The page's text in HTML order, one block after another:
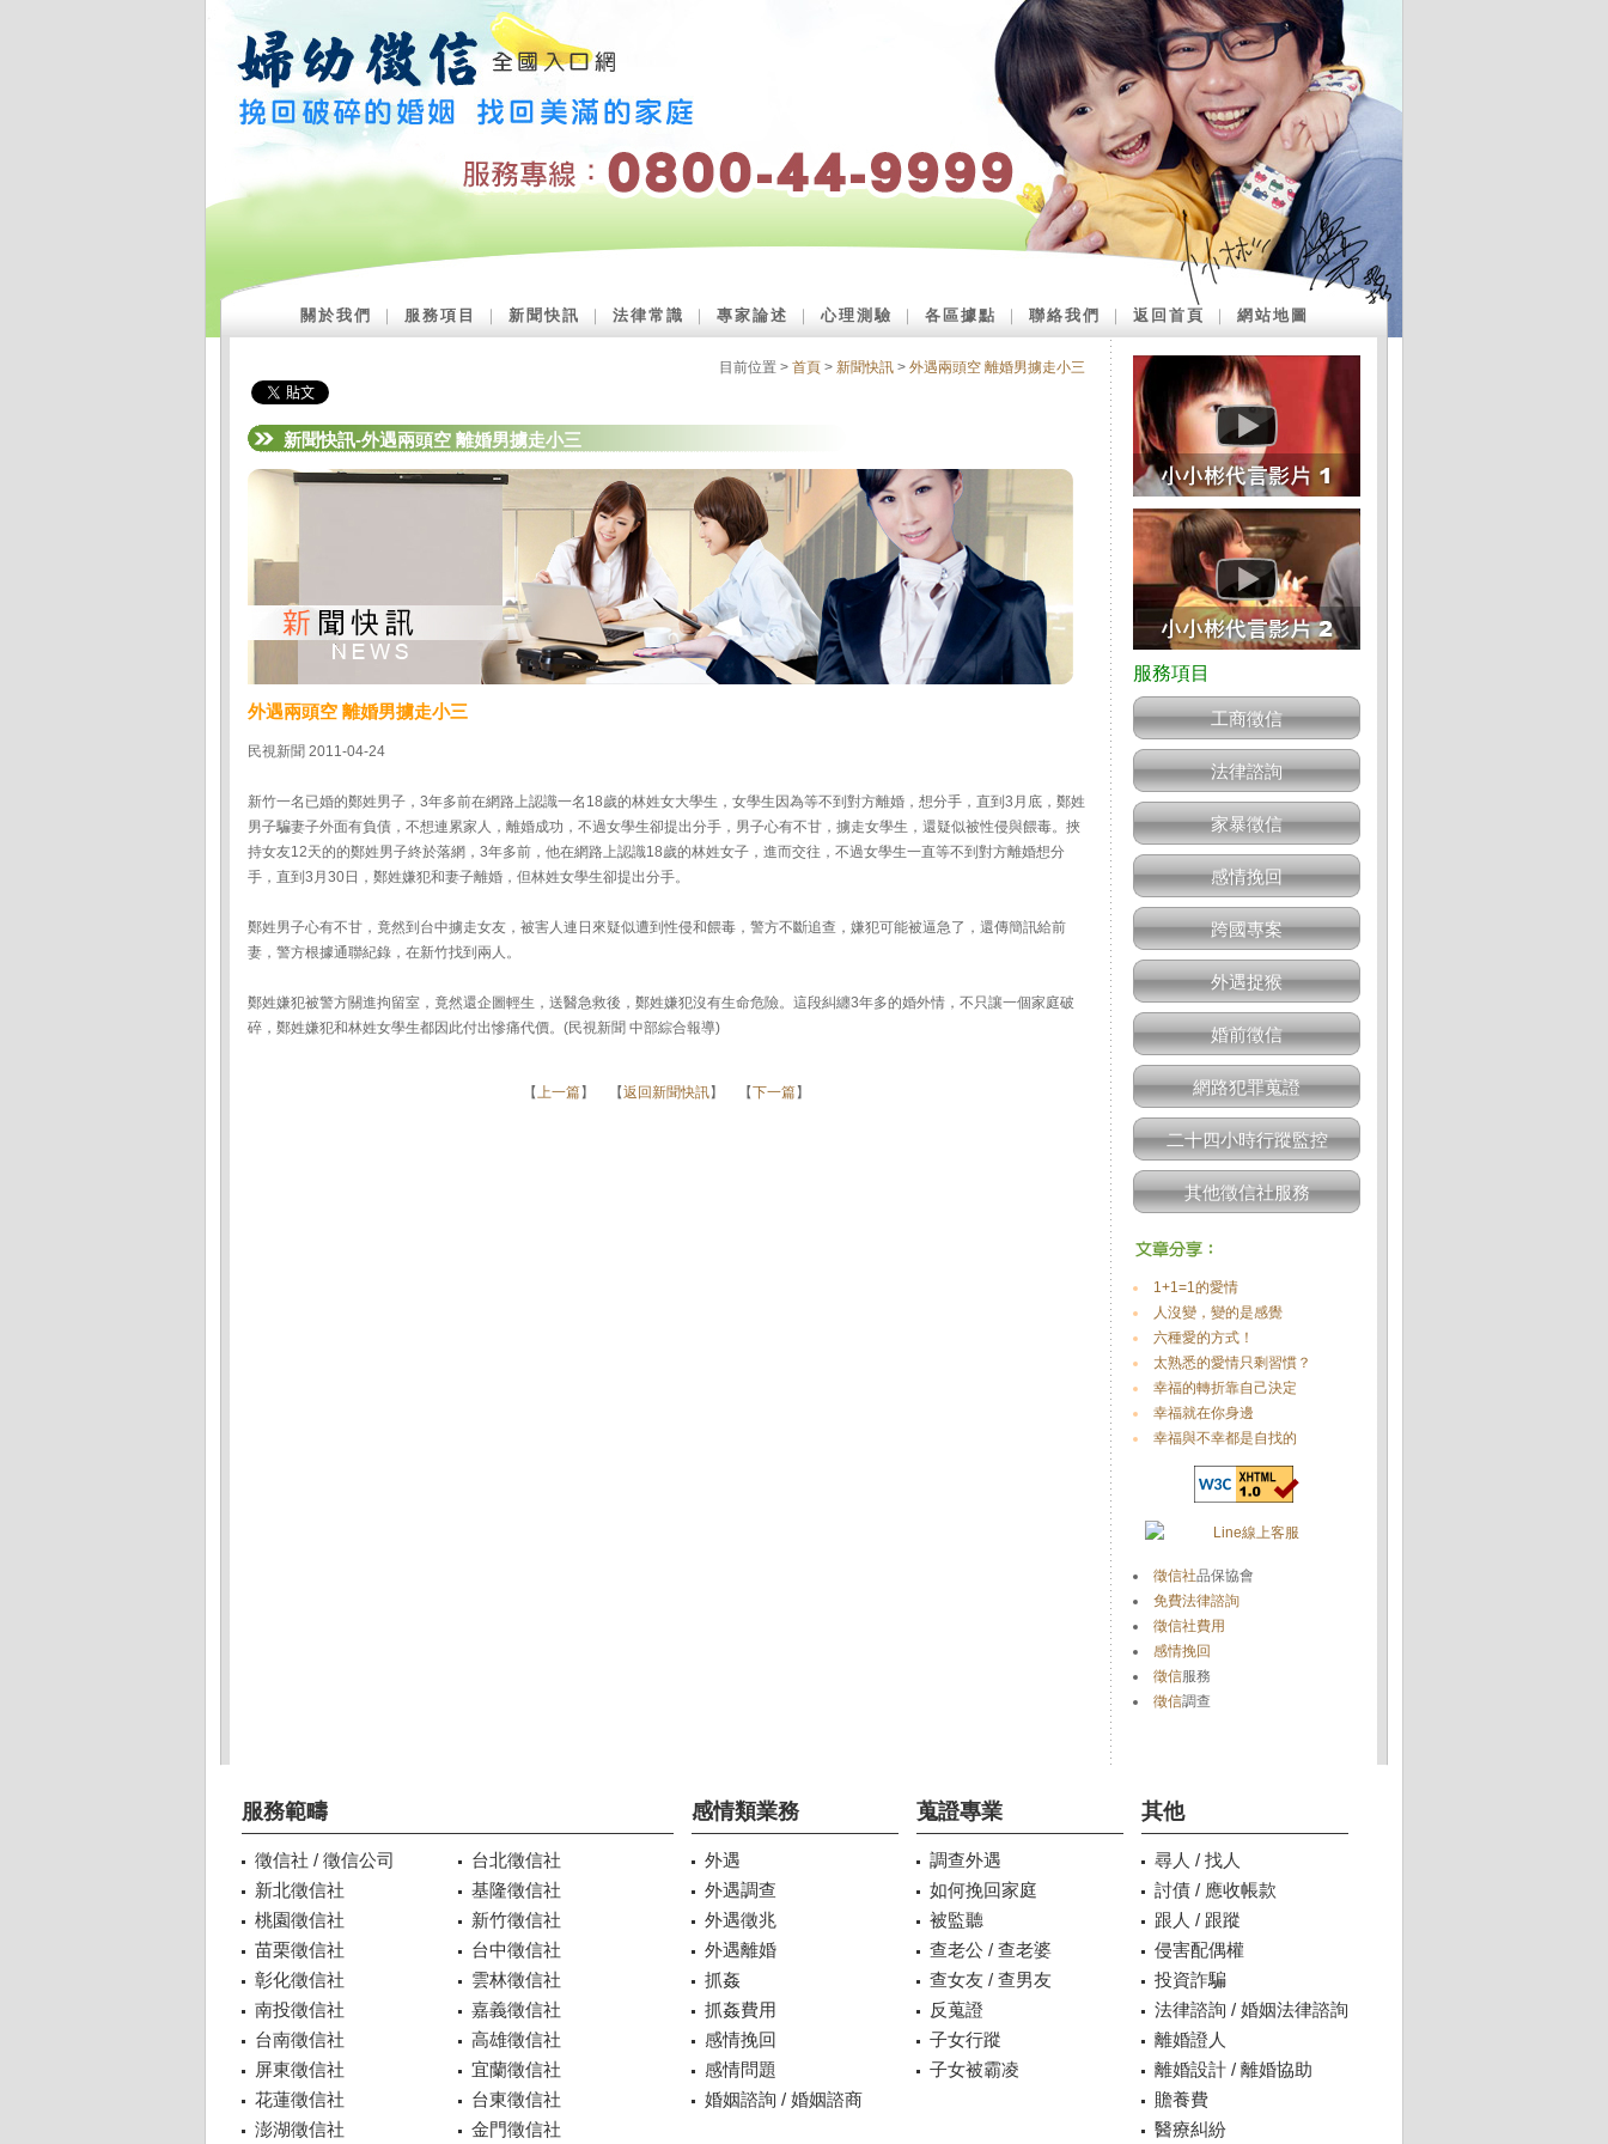
關於我們 服務項目 新聞快訊 法律常識 專家論述 ｜心理測驗 各區據點 聯絡我們 返回首頁 網站地圖
目前位置 > 首頁 > 新聞快訊 > 外遇兩頭空 離婚男擄走小三
新聞快訊-外遇兩頭空 離婚男擄走小三
外遇兩頭空 離婚男擄走小三
民視新聞 2011-04-24
新竹一名已婚的鄭姓男子，3年多前在網路上認識一名18歲的林姓女大學生，女學生因為等不到對方離婚，想分手，直到3月底，鄭姓
男子騙妻子外面有負債，不想連累家人，離婚成功，不過女學生卻提出分手，男子心有不甘，擄走女學生，還疑似被性侵與餵毒。挾
持女友12天的的鄭姓男子終於落網，3年多前，他在網路上認識18歲的林姓女子，進而交往，不過女學生一直等不到對方離婚想分
手，直到3月30日，鄭姓嫌犯和妻子離婚，但林姓女學生卻提出分手。
鄭姓男子心有不甘，竟然到台中擄走女友，被害人連日來疑似遭到性侵和餵毒，警方不斷追查，嫌犯可能被逼急了，還傳簡訊給前
妻，警方根據通聯紀錄，在新竹找到兩人。
鄭姓嫌犯被警方關進拘留室，竟然還企圖輕生，送醫急救後，鄭姓嫌犯沒有生命危險。這段糾纏3年多的婚外情，不只讓一個家庭破
碎，鄭姓嫌犯和林姓女學生都因此付出慘痛代價。(民視新聞 中部綜合報導)
【上一篇】 【返回新聞快訊】 【下一篇】
工商徵信
法律諮詢
家暴徵信
感情挽回
跨國專案
外遇捉猴
婚前徵信
網路犯罪蒐證
二十四小時行蹤監控
其他徵信社服務
1+1=1的愛情
人沒變，變的是感覺
六種愛的方式！
太熟悉的愛情只剩習慣？
幸福的轉折靠自己決定
幸福就在你身邊
幸福與不幸都是自找的
徵信社品保協會
免費法律諮詢
徵信社費用
感情挽回
徵信服務
徵信調查
服務範疇
徵信社 / 徵信公司
台北徵信社
新北徵信社
基隆徵信社
桃園徵信社
新竹徵信社
苗栗徵信社
台中徵信社
彰化徵信社
雲林徵信社
南投徵信社
嘉義徵信社
台南徵信社
高雄徵信社
屏東徵信社
宜蘭徵信社
花蓮徵信社
台東徵信社
澎湖徵信社
金門徵信社
感情類業務
外遇
外遇調查
外遇徵兆
外遇離婚
抓姦
抓姦費用
感情挽回
感情問題
婚姻諮詢 / 婚姻諮商
蒐證專業
調查外遇
如何挽回家庭
被監聽
查老公 / 查老婆
查女友 / 查男友
反蒐證
子女行蹤
子女被霸凌
其他
尋人 / 找人
討債 / 應收帳款
跟人 / 跟蹤
侵害配偶權
投資詐騙
法律諮詢 / 婚姻法律諮詢
離婚證人
離婚設計 / 離婚協助
贍養費
醫療糾紛